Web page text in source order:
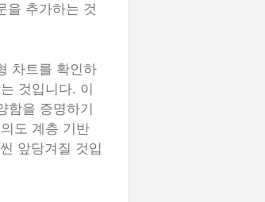
을 추가하는 것
차트를 확인하
것입니다. 이
함을 증명하기
도 계층 기반
앞당겨질 것입